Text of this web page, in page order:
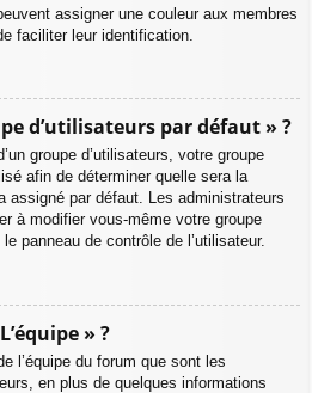
assigner une couleur aux membres
faciliter leur identification.
d’utilisateurs par défaut » ?
groupe d’utilisateurs, votre groupe
afin de déterminer quelle sera la
assigné par défaut. Les administrateurs
à modifier vous-même votre groupe
panneau de contrôle de l’utilisateur.
» ?
l’équipe du forum que sont les
en plus de quelques informations